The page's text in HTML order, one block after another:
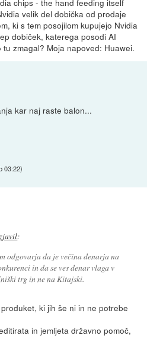
chips - the hand feeding itself
velik del dobička od prodaje
ki s tem posojilom kupujejo Nvidia
dobiček, katerega posodi AI
zmagal? Moja napoved: Huawei.
kar naj raste balon...
03:22)
:
odgovarja da je večina denarja na
in da se ves denar vlaga v
trg in ne na Kitajski.
ki jih še ni in ne potrebe
in jemljeta državno pomoč,